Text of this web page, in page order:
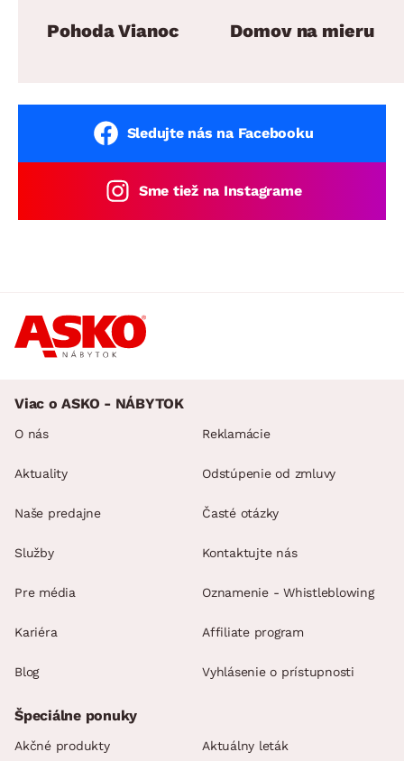
Pohoda Vianoc Domov na mieru
Sledujte nás na Facebooku
Sme tiež na Instagrame
Viac o ASKO - NÁBYTOK
O nás
Aktuality
Naše predajne
Služby
Pre média
Kariéra
Blog
Reklamácie
Odstúpenie od zmluvy
Časté otázky
Kontaktujte nás
Oznamenie - Whistleblowing
Affiliate program
Vyhlásenie o prístupnosti
Špeciálne ponuky
Akčné produkty Aktuálny leták